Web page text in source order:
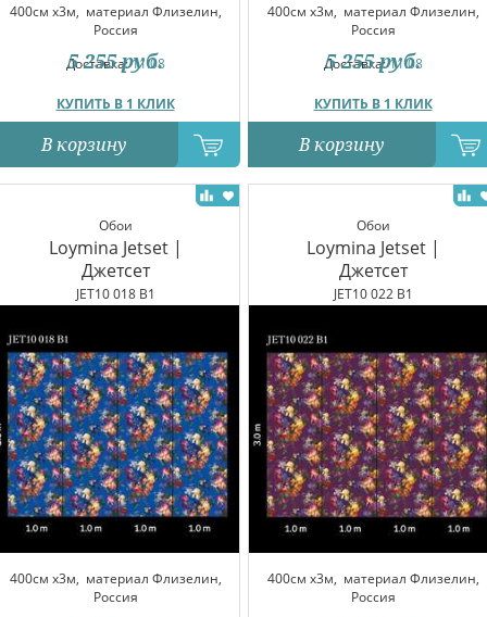
400см x3м, материал Флизелин,
Россия
Доставка:11.08
КУПИТЬ В 1 КЛИК
5 255 руб.
В корзину
400см x3м, материал Флизелин,
Россия
Доставка:11.08
КУПИТЬ В 1 КЛИК
5 255 руб.
В корзину
Обои
Loymina Jetset |
Джетсет
JET10 018 B1
400см x3м, материал Флизелин,
Россия
Обои
Loymina Jetset |
Джетсет
JET10 022 B1
400см x3м, материал Флизелин,
Россия